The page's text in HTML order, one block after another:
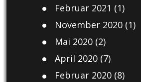
Februar 2021 (1)
November 2020(1)
Mai 2020(2)
April 2020(7)
Februar 2020(8)